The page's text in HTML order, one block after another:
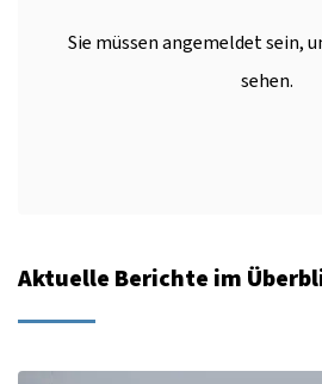
Sie müssen angemeldet sein,
sehen.
Aktuelle Berichte im